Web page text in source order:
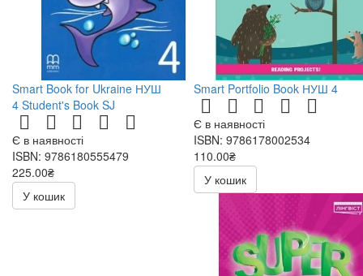
Smart Book for Ukraine НУШ
4 Student's Book SJ
Є в наявності
ISBN: 9786180555479
225.00₴
У кошик
Smart Portfolio Book НУШ 4
Є в наявності
ISBN: 9786178002534
110.00₴
У кошик